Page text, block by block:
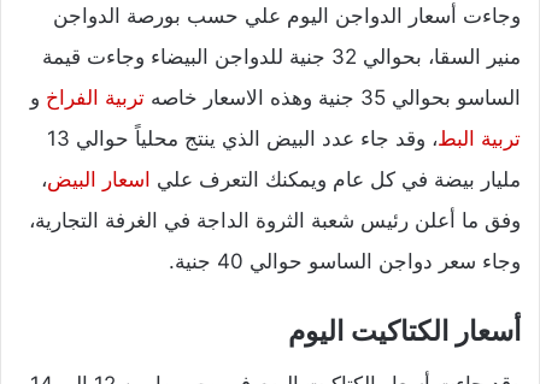
وجاءت أسعار الدواجن اليوم علي حسب بورصة الدواجن
منير السقا، بحوالي 32 جنية للدواجن البيضاء وجاءت قيمة
الساسو بحوالي 35 جنية وهذه الاسعار خاصه
تربية الفراخ و
تربية البط
، وقد جاء عدد البيض الذي ينتج محلياً حوالي 13
مليار بيضة في كل عام ويمكنك التعرف علي اسعار البيض،
وفق ما أعلن رئيس شعبة الثروة الداجة في الغرفة التجارية،
وجاء سعر دواجن الساسو حوالي 40 جنية.
أسعار الكتاكيت اليوم